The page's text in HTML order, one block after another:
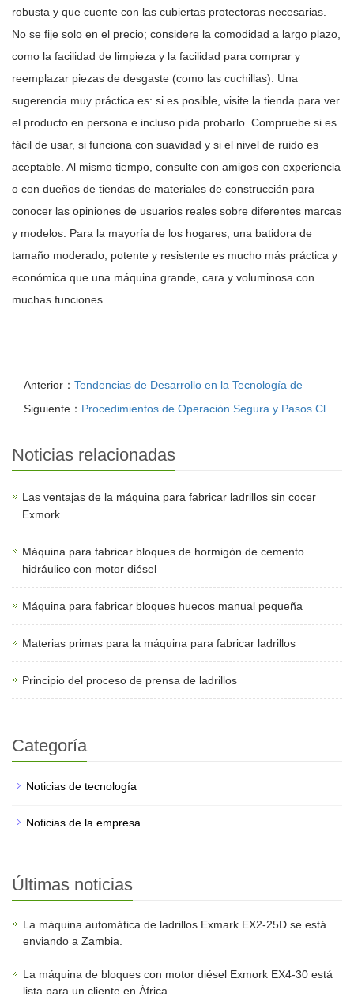
robusta y que cuente con las cubiertas protectoras necesarias.
No se fije solo en el precio; considere la comodidad a largo plazo,
como la facilidad de limpieza y la facilidad para comprar y
reemplazar piezas de desgaste (como las cuchillas). Una
sugerencia muy práctica es: si es posible, visite la tienda para ver
el producto en persona e incluso pida probarlo. Compruebe si es
fácil de usar, si funciona con suavidad y si el nivel de ruido es
aceptable. Al mismo tiempo, consulte con amigos con experiencia
o con dueños de tiendas de materiales de construcción para
conocer las opiniones de usuarios reales sobre diferentes marcas
y modelos. Para la mayoría de los hogares, una batidora de
tamaño moderado, potente y resistente es mucho más práctica y
económica que una máquina grande, cara y voluminosa con
muchas funciones.
Anterior： Tendencias de Desarrollo en la Tecnología de
Siguiente： Procedimientos de Operación Segura y Pasos Cl
Noticias relacionadas
Las ventajas de la máquina para fabricar ladrillos sin cocer
Exmork
Máquina para fabricar bloques de hormigón de cemento
hidráulico con motor diésel
Máquina para fabricar bloques huecos manual pequeña
Materias primas para la máquina para fabricar ladrillos
Principio del proceso de prensa de ladrillos
Categoría
Noticias de tecnología
Noticias de la empresa
Últimas noticias
La máquina automática de ladrillos Exmark EX2-25D se está
enviando a Zambia.
La máquina de bloques con motor diésel Exmork EX4-30 está
lista para un cliente en África.